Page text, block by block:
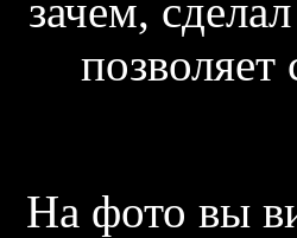
зачем,
На фото вы